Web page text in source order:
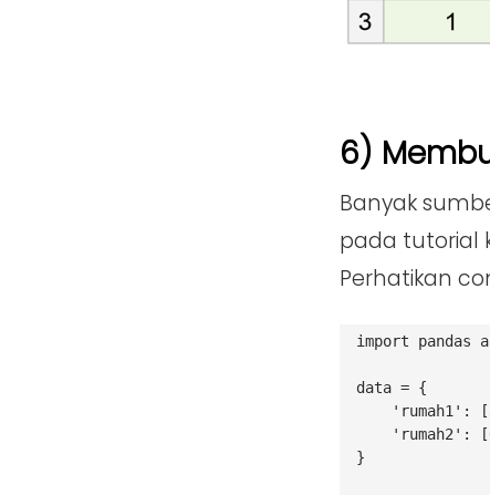
6)
Banyak
pada tutorial
Perhatikan
import pandas
data = {
}